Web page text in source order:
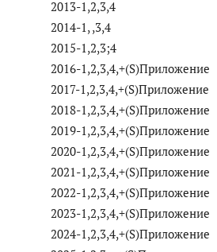
2013-1,2,3,4
2014-1, ,3,4
2015-1,2,3;4
2016-1,2,3,4,+(S)Приложение
2017-1,2,3,4,+(S)Приложение
2018-1,2,3,4,+(S)Приложение
2019-1,2,3,4,+(S)Приложение
2020-1,2,3,4,+(S)Приложение
2021-1,2,3,4,+(S)Приложение
2022-1,2,3,4,+(S)Приложение
2023-1,2,3,4,+(S)Приложение
2024-1,2,3,4,+(S)Приложение